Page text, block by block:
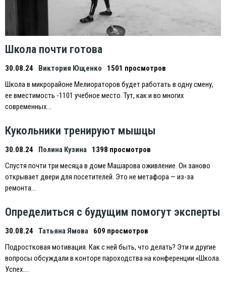
Школа почти готова
30.08.24 Виктория Ющенко
1501 просмотров
Школа в микрорайоне Мелиораторов будет работать в одну смену,
ее вместимость -1101 учебное место. Тут, как и во многих
современных…
Кукольники тренируют мышцы
30.08.24 Полина Кузина
1398 просмотров
Спустя почти три месяца в доме Машарова оживление. Он заново
открывает двери для посетителей. Это не метафора — из-за
ремонта…
Определиться с будущим помогут эксперты
30.08.24 Татьяна Ямова
609 просмотров
Подростковая мотивация. Как с ней быть, что делать? Эти и другие
вопросы обсуждали в конторе пароходства на конференции «Школа.
Успех….